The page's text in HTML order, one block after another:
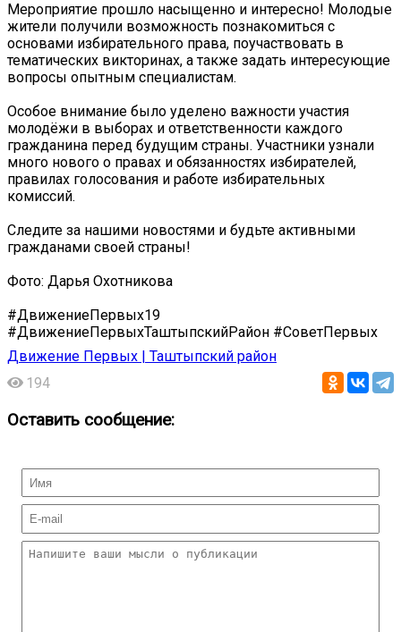
Мероприятие прошло насыщенно и интересно! Молодые
жители получили возможность познакомиться с
основами избирательного права, поучаствовать в
тематических викторинах, а также задать интересующие
вопросы опытным специалистам.
Особое внимание было уделено важности участия
молодёжи в выборах и ответственности каждого
гражданина перед будущим страны. Участники узнали
много нового о правах и обязанностях избирателей,
правилах голосования и работе избирательных
комиссий.
Следите за нашими новостями и будьте активными
гражданами своей страны!
Фото: Дарья Охотникова
#ДвижениеПервых19
#ДвижениеПервыхТаштыпскийРайон #СоветПервых
Движение Первых | Таштыпский район
194
Оставить сообщение: